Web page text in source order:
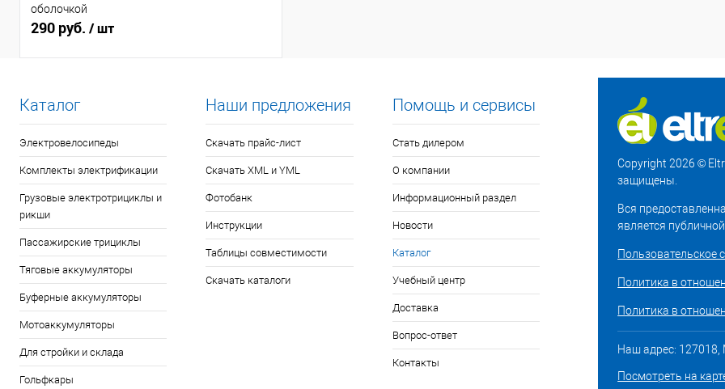
оболочкой
290 руб. / шт
Каталог
Электровелосипеды
Комплекты электрификации
Грузовые электротрициклы и
рикши
Пассажирские трициклы
Тяговые аккумуляторы
Буферные аккумуляторы
Мотоаккумуляторы
Для стройки и склада
Гольфкары
Наши предложения
Скачать прайс-лист
Скачать XML и YML
Фотобанк
Инструкции
Таблицы совместимости
Скачать каталоги
Помощь и сервисы
Стать дилером
О компании
Информационный раздел
Новости
Каталог
Учебный центр
Доставка
Вопрос-ответ
Контакты
Copyright 2026 ©
защищены.
Вся
является
Пользовательское
Политика в
Политика в
Наш адрес: 127018,
Посмотреть на